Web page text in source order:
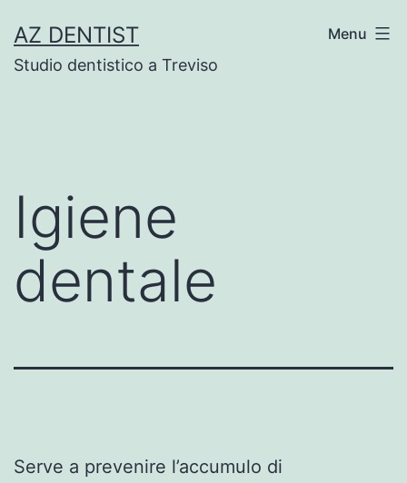
to
content
AZ DENTIST
Studio dentistico a Treviso
Menu
Igiene
dentale
Serve a prevenire l’accumulo di